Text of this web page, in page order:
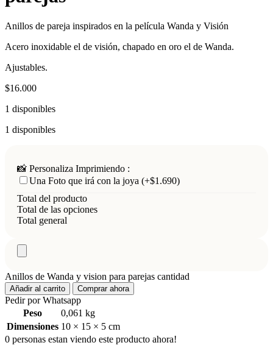
Anillos de pareja inspirados en la película Wanda y Visión
Acero inoxidable el de visión, chapado en oro el de Wanda.
Ajustables.
$16.000
1 disponibles
1 disponibles
📸 Personaliza Imprimiendo :
Una Foto que irá con la joya (+$1.690)
Total del producto
Total de las opciones
Total general
Anillos de Wanda y vision para parejas cantidad
Añadir al carrito Comprar ahora
Pedir por Whatsapp
Peso
0,061 kg
Dimensiones 10 × 15 × 5 cm
0 personas estan viendo este producto ahora!